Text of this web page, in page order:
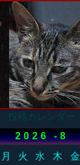
投稿カレンダー
2026 -8
月 火 水 木 金